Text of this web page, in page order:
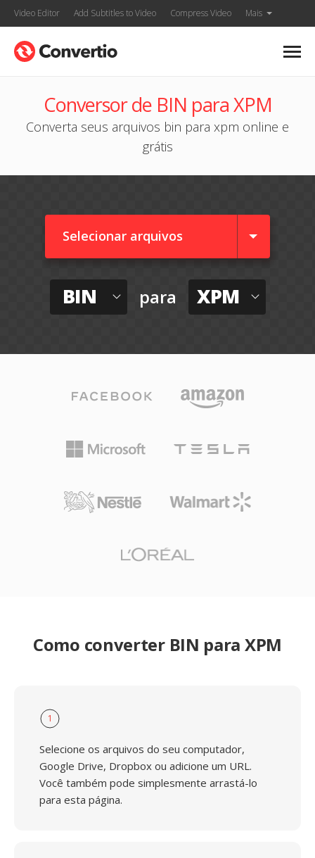
Video Editor Add Subtitles to Video Compress Video Mais
Conversor de BIN para XPM
Converta seus arquivos bin para xpm online e
grátis
Selecionar arquivos
BIN para XPM
Como converter BIN para XPM
1
Selecione os arquivos do seu computador,
Google Drive, Dropbox ou adicione um URL.
Você também pode simplesmente arrastá-lo
para esta página.